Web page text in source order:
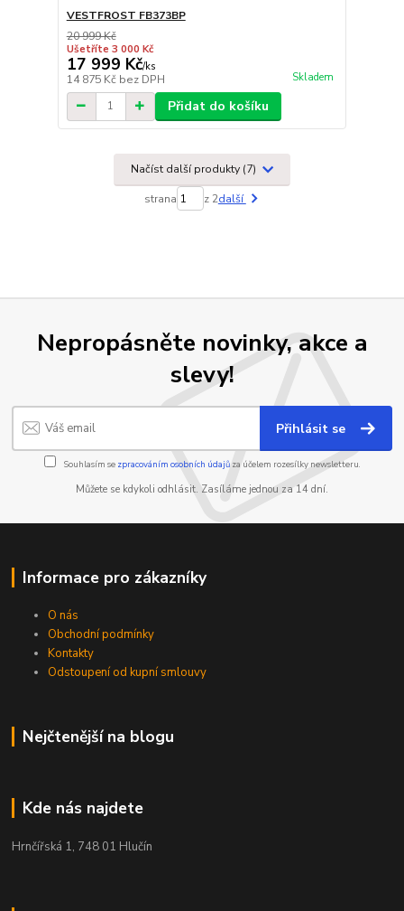
VESTFROST FB373BP
20 999 Kč
Ušetříte 3 000 Kč
17 999 Kč/ks
14 875 Kč bez DPH Skladem
Přidat do košíku
Načíst další produkty (7)
strana z 2další
Nepropásněte novinky, akce a
slevy!
Přihlásit se
Souhlasím se zpracováním osobních údajůza účelem rozesílky newsletteru.
Můžete se kdykoli odhlásit. Zasíláme jednou za 14 dní.
Informace pro zákazníky
O nás
Obchodní podmínky
Kontakty
Odstoupení od kupní smlouvy
Nejčtenější na blogu
Kde nás najdete
Hrnčířská 1, 748 01 Hlučín